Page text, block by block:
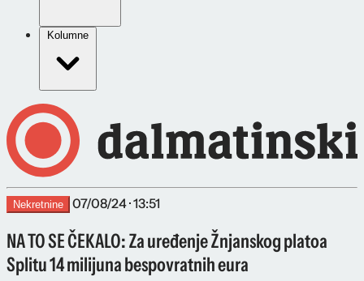
Kolumne
Nekretnine 07/08/24 · 13:51
NA TO SE ČEKALO: Za uređenje Žnjanskog platoa
Splitu 14 milijuna bespovratnih eura